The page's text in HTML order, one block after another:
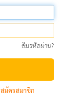
ลืมรหัสผ่าน?
สมัครสมาชิก